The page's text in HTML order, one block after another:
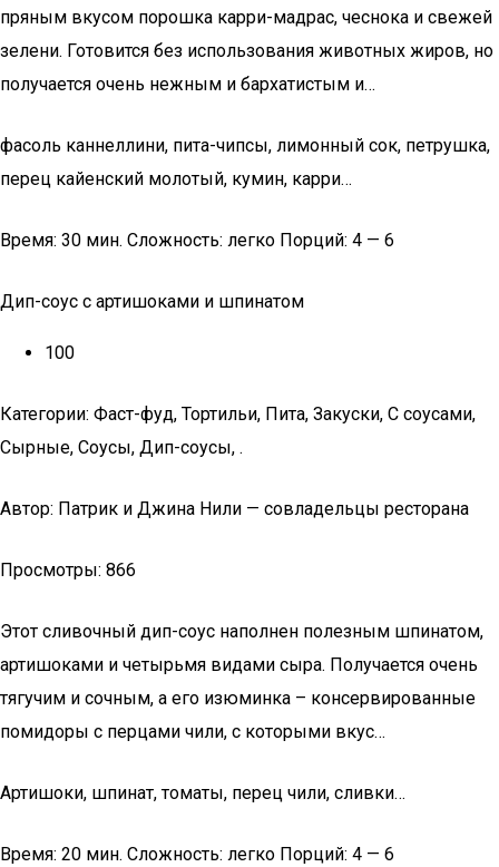
пряным вкусом порошка карри-мадрас, чеснока и свежей
зелени. Готовится без использования животных жиров, но
получается очень нежным и бархатистым и…
фасоль каннеллини, пита-чипсы, лимонный сок, петрушка,
перец кайенский молотый, кумин, карри…
Время: 30 мин. Сложность: легко Порций: 4 — 6
Дип-соус с артишоками и шпинатом
100
Категории: Фаст-фуд, Тортильи, Пита, Закуски, С соусами,
Сырные, Соусы, Дип-соусы, .
Автор: Патрик и Джина Нили — совладельцы ресторана
Просмотры: 866
Этот сливочный дип-соус наполнен полезным шпинатом,
артишоками и четырьмя видами сыра. Получается очень
тягучим и сочным, а его изюминка – консервированные
помидоры с перцами чили, с которыми вкус…
Артишоки, шпинат, томаты, перец чили, сливки…
Время: 20 мин. Сложность: легко Порций: 4 — 6